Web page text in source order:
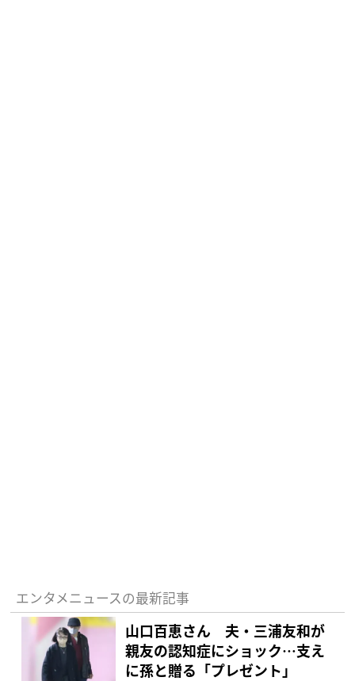
エンタメニュースの最新記事
山口百恵さん 夫・三浦友和が
親友の認知症にショック…支え
に孫と贈る「プレゼント」